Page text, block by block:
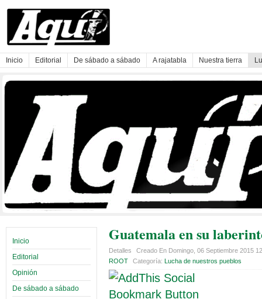
Inicio Editorial De sábado a sábado A rajatabla Nuestra tierra
Inicio
Editorial
Opinión
De sábado a sábado
Guatemala en su
Detalles
Creado En Domingo, 06 Septiembre 2015
ROOT
Categoría: Lucha de nuestros pueblos